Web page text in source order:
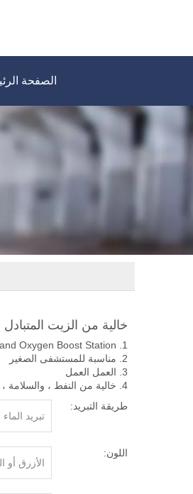
الصفحة
خالية من الزيت
1. Standand Oxygen Boost Station
2. مناسبة للمستشفى الصغير
3. العمل العمل
4. خالية من النفط ، والسلامة ، والموثوقة
طريقة التبريد:
تبريد الماء
اللون:
الأزرق أو